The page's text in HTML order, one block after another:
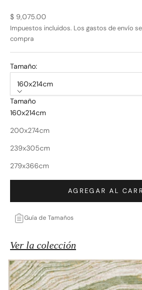
Precio de oferta
$ 9,075.00
Impuestos incluidos. Los gastos de envío
compra
Tamaño:
160x214cm
Tamaño
160x214cm
200x274cm
239x305cm
279x366cm
AGREGAR AL
Guía de Tamaños
Ver la colección